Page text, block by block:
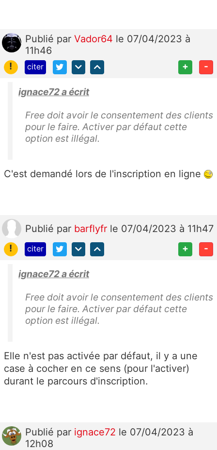
Publié par Vador64 le 07/04/2023 à
11h46
!
citer + -
ignace72 a écrit
Free doit avoir le consentement des clients
pour le faire. Activer par défaut cette
option est illégal.
C'est demandé lors de l'inscription en ligne
Publié par barflyfr le 07/04/2023 à 11h47
!
citer + -
ignace72 a écrit
Free doit avoir le consentement des clients
pour le faire. Activer par défaut cette
option est illégal.
Elle n'est pas activée par défaut, il y a une
case à cocher en ce sens (pour l'activer)
durant le parcours d'inscription.
Publié par ignace72 le 07/04/2023 à
12h08